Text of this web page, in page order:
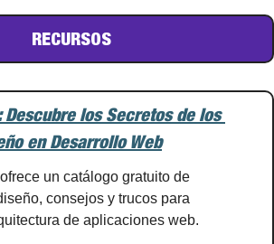
RECURSOS
los Secretos de los
en Desarrollo Web
un catálogo gratuito de
consejos y trucos para
de aplicaciones web.